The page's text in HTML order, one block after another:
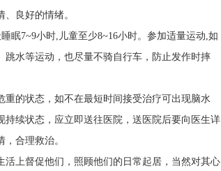
良好的情绪。
眠7~9小时,儿童至少8~16小时。参加适量运动,如
水等运动，也尽量不骑自行车，防止发作时摔
重的状态，如不在最短时间接受治疗可出现脑水
续状态，应立即送往医院，送医院后要向医生详
合理救治。
上督促他们，照顾他们的日常起居，当然对其心